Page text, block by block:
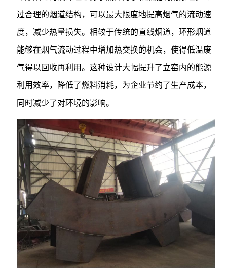
过合理的烟道结构，可以最大限度地提高烟气的流动速
度，减少热量损失。相较于传统的直线烟道，环形烟道
能够在烟气流动过程中增加热交换的机会，使得低温废
气得以回收再利用。这种设计大幅提升了立窑内的能源
利用效率，降低了燃料消耗，为企业节约了生产成本，
同时减少了对环境的影响。